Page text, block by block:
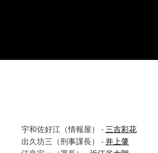
宇和佐好江（情報屋） -三吉彩花
出久坊三（刑事課長） -井上肇